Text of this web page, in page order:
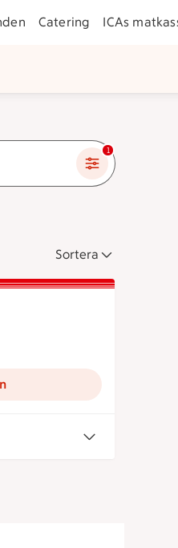
Catering ICAs
ort eller tjänst 1
Sortera
idag, öppnar imorgon